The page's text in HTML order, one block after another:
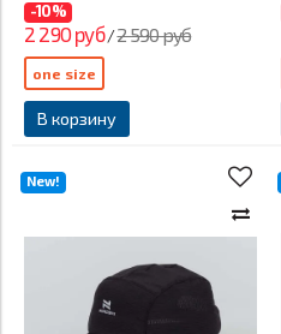
-10%
2 290 руб/2 590 руб
В корзину
one size
New!